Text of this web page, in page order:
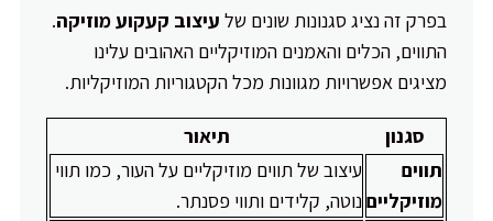
בפרק זה נציג סגנונות שונים של עיצוב קעקוע מוזיקה.
התווים, הכלים והאמנים המוזיקליים האהובים עלינו
מציגים אפשרויות מגוונות מכל הקטגוריות המוזיקליות.
סגנון
תיאור
תווים
מוזיקליים
עיצוב של תווים מוזיקליים על העור, כמו תווי
נוטה, קלידים ותווי פסנתר.